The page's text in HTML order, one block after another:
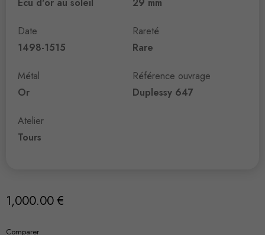
Écu d'or au soleil
Date
1498-1515
Métal
Or
Atelier
Tours
29 mm
Rareté
Rare
Référence ouvrage
Duplessy 647
1,000.00 €
Comparer